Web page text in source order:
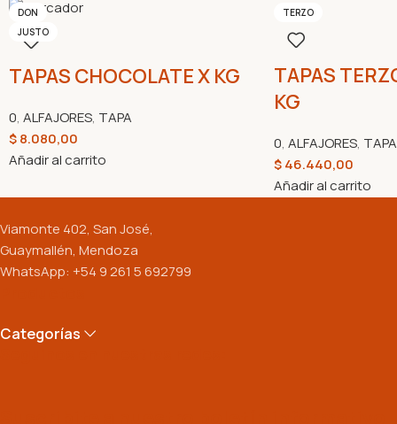
DON
JUSTO
TAPAS CHOCOLATE X KG
0, ALFAJORES, TAPA
$8.080,00
Añadir al carrito
TERZO
TAPAS
KG
0, ALFAJORES, TAPA
$46.440,00
Añadir al carrito
Viamonte 402, San José,
Guaymallén, Mendoza
WhatsApp: +54 9 261 5 692799
Categorías